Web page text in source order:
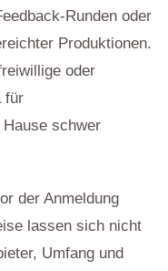
Runden oder
Produktionen.
oder
für
schwer
der Anmeldung
lassen sich nicht
Umfang und